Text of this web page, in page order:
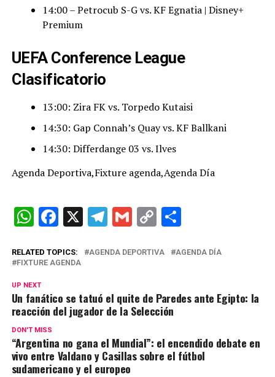
14:00 – Petrocub S-G vs. KF Egnatia | Disney+
Premium
UEFA Conference League
Clasificatorio
13:00: Zira FK vs. Torpedo Kutaisi
14:30: Gap Connah’s Quay vs. KF Ballkani
14:30: Differdange 03 vs. Ilves
Agenda Deportiva,Fixture agenda,Agenda Día
W
at
A
p
p
F
ce
o
o
X T
e
a
m
G
ail
C
py
n
k
C
m
ar
RELATED TOPICS: AGENDA DEPORTIVA
AGENDA DÍA
FIXTURE AGENDA
UP NEXT
Un fanático se tatuó el quite de Paredes ante Egipto: la
reacción del jugador de la Selección
DON'T MISS
“Argentina no gana el Mundial”: el encendido debate en
vivo entre Valdano y Casillas sobre el fútbol
sudamericano y el europeo